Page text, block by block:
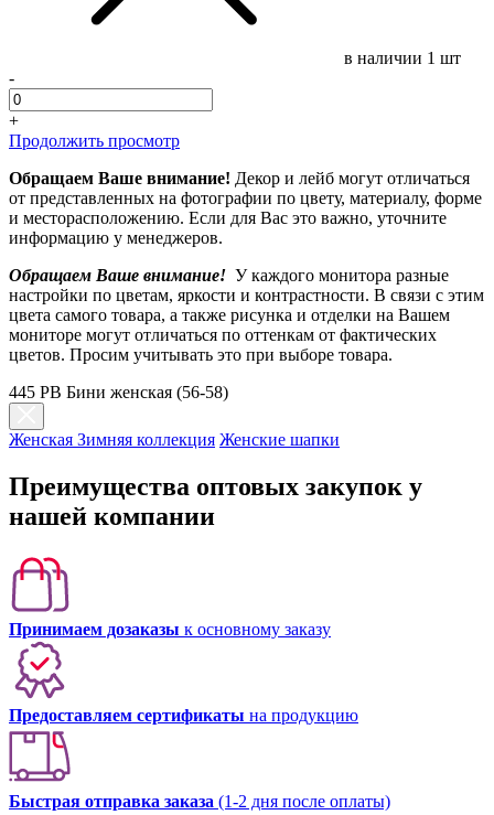
в наличии 1 шт
-
+
Продолжить просмотр
Обращаем Ваше внимание! Декор и лейб могут отличаться
от представленных на фотографии по цвету, материалу, форме
и месторасположению. Если для Вас это важно, уточните
информацию у менеджеров.
Обращаем Ваше внимание! У каждого монитора разные
настройки по цветам, яркости и контрастности. В связи с этим
цвета самого товара, а также рисунка и отделки на Вашем
мониторе могут отличаться по оттенкам от фактических
цветов. Просим учитывать это при выборе товара.
445 PB Бини женская (56-58)
Женская Зимняя коллекция Женские шапки
Преимущества оптовых закупок у
нашей компании
Принимаем дозаказы к основному заказу
Предоставляем сертификаты на продукцию
Быстрая отправка заказа (1-2 дня после оплаты)